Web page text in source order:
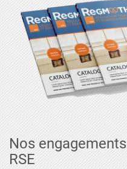
Nos engagements
RSE